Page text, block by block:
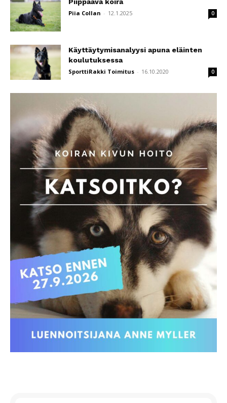
Piia Collan - 12.1.2025 0
Käyttäytymisanalyysi apuna eläinten
koulutuksessa
SporttiRakki Toimitus - 16.10.2020 0